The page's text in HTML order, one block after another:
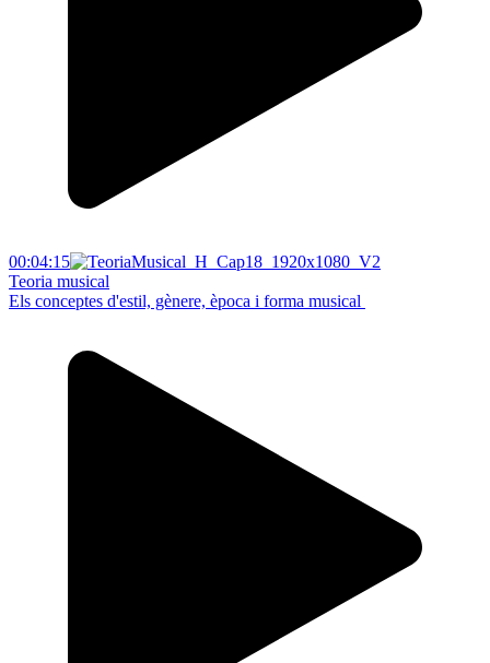
00:04:15
Teoria musical
Els conceptes d'estil, gènere, època i forma musical